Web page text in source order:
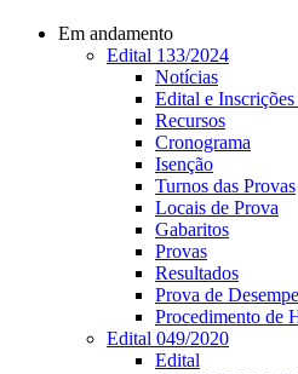
Em andamento
Edital 133/2024
Notícias
Edital e
Recursos
Cronograma
Isenção
Turnos das Provas
Locais de Prova
Gabaritos
Provas
Resultados
Prova de
Procedimento de
Edital 049/2020
Edital